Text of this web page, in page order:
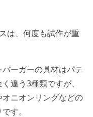
は、何度も試作が重
ーガーの具材はパテ
違う3種類ですが、
ニオンリングなどの
す。